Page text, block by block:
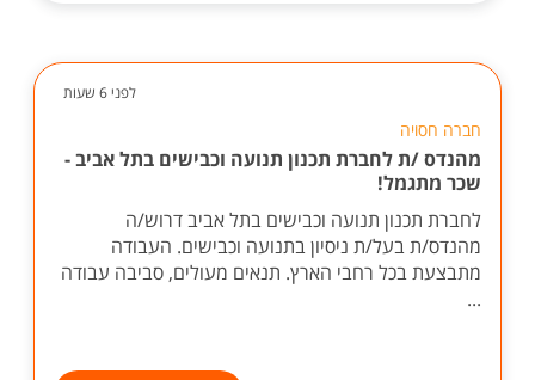
לפני 6 שעות
חברה חסויה
מהנדס /ת לחברת תכנון תנועה וכבישים בתל אביב -
שכר מתגמל!
לחברת תכנון תנועה וכבישים בתל אביב דרוש/ה
מהנדס/ת בעל/ת ניסיון בתנועה וכבישים. העבודה
מתבצעת בכל רחבי הארץ. תנאים מעולים, סביבה עבודה
...